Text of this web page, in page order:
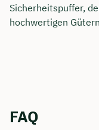
Sicherheitspuffer,
hochwertigen
FAQ